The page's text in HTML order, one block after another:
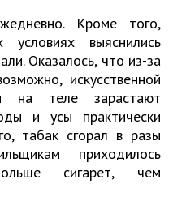
Кроме того,
выяснились
Оказалось, что из-за
искусственной
на теле зарастают
и усы практически
табак сгорал в разы
приходилось
сигарет, чем